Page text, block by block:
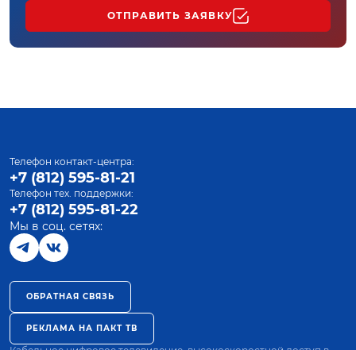
ОТПРАВИТЬ ЗАЯВКУ
Телефон контакт-центра:
+7 (812) 595-81-21
Телефон тех. поддержки:
+7 (812) 595-81-22
Мы в соц. сетях:
ОБРАТНАЯ СВЯЗЬ
РЕКЛАМА НА ПАКТ ТВ